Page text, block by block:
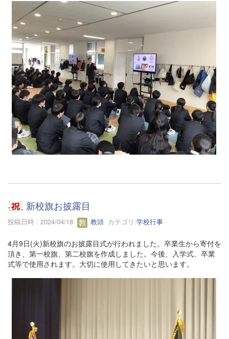
新校旗お披露目
投稿日時 : 2024/04/18 教頭 カテゴリ:学校行事
4月9日(火)新校旗のお披露目式が行われました。卒業生から寄付を
頂き、第一校旗、第二校旗を作成しました。今後、入学式、卒業
式等で使用されます。大切に使用してきたいと思います。